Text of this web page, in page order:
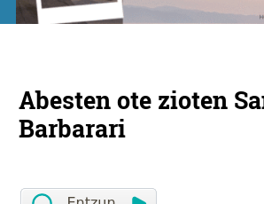
Abesten ote zioten
Barbarari